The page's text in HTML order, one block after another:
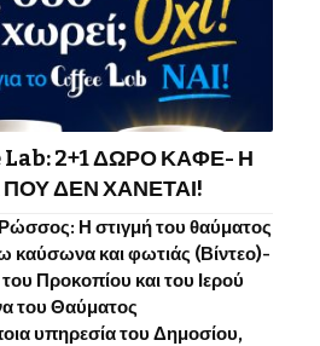
2+1 ΔΩΡΟ ΚΑΦΕ- Η
ΔΕΝ ΧΑΝΕΤΑΙ!
Η στιγμή του θαύματος
καύσωνα και φωτιάς (Βίντεο)-
Προκοπίου και του Ιερού
του Θαύματος
υπηρεσία του Δημοσίου,